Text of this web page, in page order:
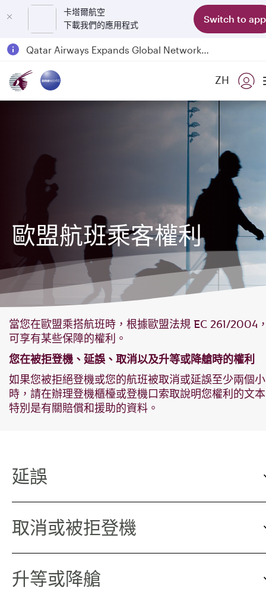
卡塔爾航空
下載我們的應用程式
Switch to app
Passengers flying between Doha and Auckland on QR914 and QR915
18 June 2026: Updates on Travelling with Power Banks
ZH
歐盟航班乘客權利
當您在歐盟乘搭航班時，根據歐盟法規 EC 261/2004
可享有某些保障的權利。
您在被拒登機、延誤、取消以及升等或降艙時的權利
如果您被拒絕登機或您的航班被取消或延誤至少兩個小
時，請在辦理登機櫃檯或登機口索取說明您權利的文
特別是有關賠償和援助的資料。
延誤
取消或被拒登機
升等或降艙